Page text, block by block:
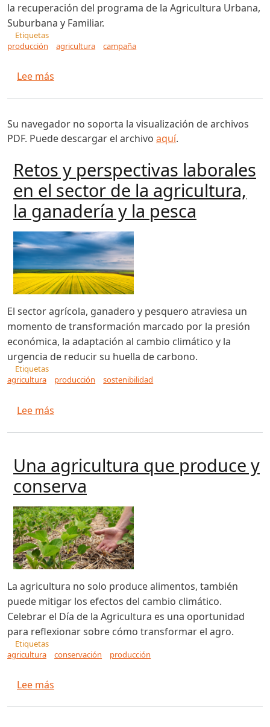
la recuperación del programa de la Agricultura Urbana,
Suburbana y Familiar.
Etiquetas
producción
agricultura campaña
Lee más
Su navegador no soporta la visualización de archivos
PDF. Puede descargar el archivo aquí.
Retos y perspectivas laborales
en el sector de la agricultura,
la ganadería y la pesca
El sector agrícola, ganadero y pesquero atraviesa un
momento de transformación marcado por la presión
económica, la adaptación al cambio climático y la
urgencia de reducir su huella de carbono.
Etiquetas
agricultura
producción sostenibilidad
Lee más
Una agricultura que produce y
conserva
La agricultura no solo produce alimentos, también
puede mitigar los efectos del cambio climático.
Celebrar el Día de la Agricultura es una oportunidad
para reflexionar sobre cómo transformar el agro.
Etiquetas
agricultura
conservación producción
Lee más